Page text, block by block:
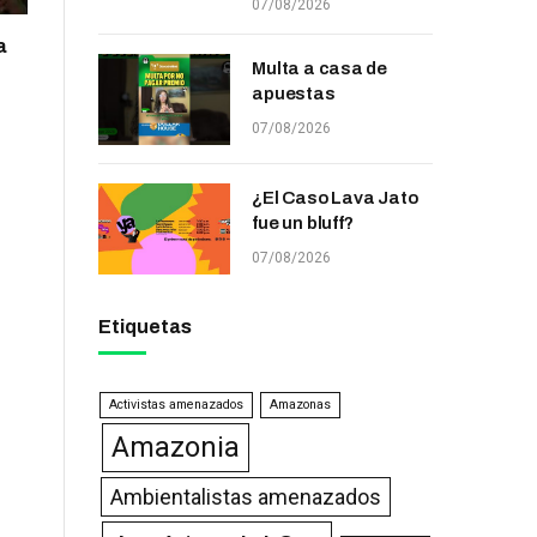
07/08/2026
Multa a casa de
apuestas
07/08/2026
¿El Caso Lava Jato
fue un bluff?
07/08/2026
Etiquetas
Activistas amenazados Amazonas
Amazonia
Ambientalistas amenazados